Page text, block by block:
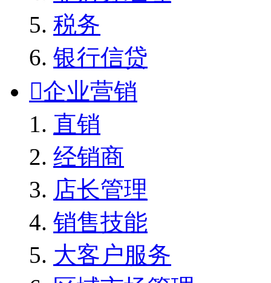
税务
银行信贷
企业营销
直销
经销商
店长管理
销售技能
大客户服务